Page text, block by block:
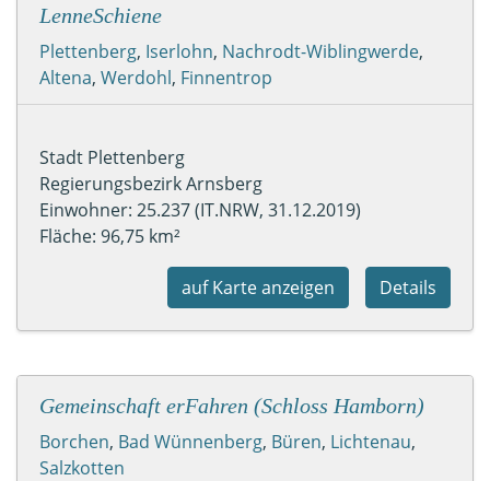
LenneSchiene
Plettenberg, Iserlohn, Nachrodt-Wiblingwerde,
Altena, Werdohl, Finnentrop
Stadt Plettenberg
Regierungsbezirk Arnsberg
Einwohner: 25.237 (IT.NRW, 31.12.2019)
Fläche: 96,75 km²
Details
auf Karte anzeigen
Gemeinschaft erFahren (Schloss Hamborn)
Borchen, Bad Wünnenberg, Büren, Lichtenau,
Salzkotten